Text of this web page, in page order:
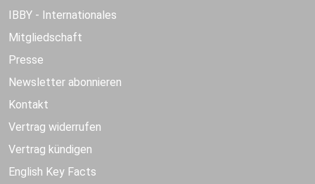
IBBY - Internationales
Mitgliedschaft
Presse
Newsletter abonnieren
Kontakt
Vertrag widerrufen
Vertrag kündigen
English Key Facts